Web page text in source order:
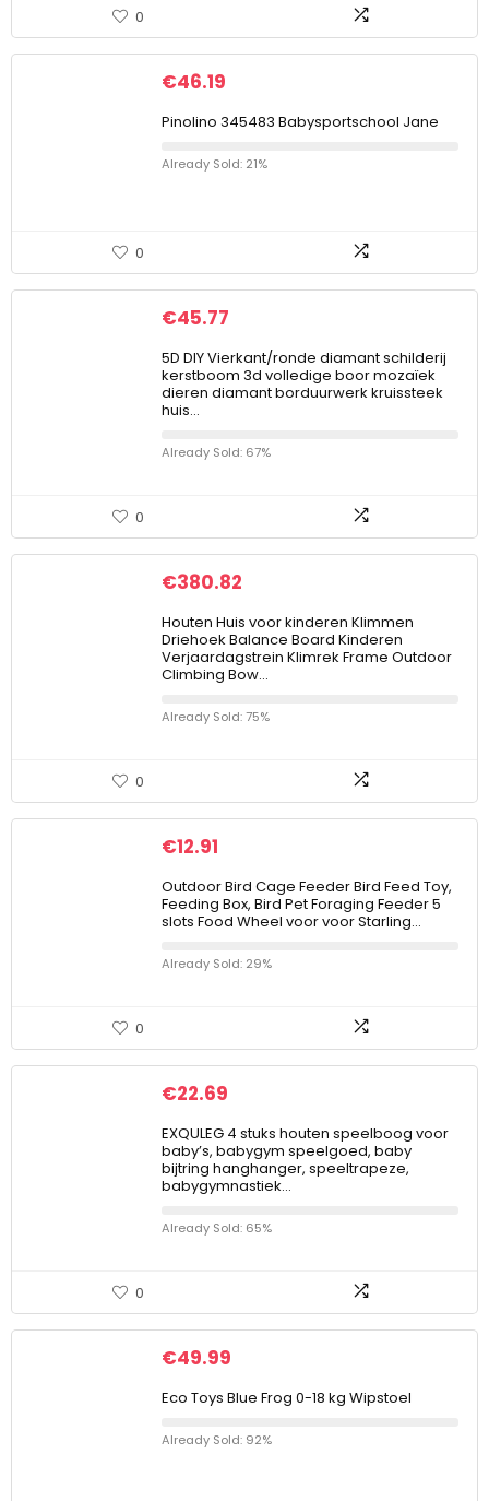
0
€46.19
Pinolino 345483 Babysportschool Jane
Already Sold: 21%
0
€45.77
5D DIY Vierkant/ronde diamant schilderij
kerstboom 3d volledige boor mozaïek
dieren diamant borduurwerk kruissteek
huis…
Already Sold: 67%
0
€380.82
Houten Huis voor kinderen Klimmen
Driehoek Balance Board Kinderen
Verjaardagstrein Klimrek Frame Outdoor
Climbing Bow…
Already Sold: 75%
0
€12.91
Outdoor Bird Cage Feeder Bird Feed Toy,
Feeding Box, Bird Pet Foraging Feeder 5
slots Food Wheel voor voor Starling…
Already Sold: 29%
0
€22.69
EXQULEG 4 stuks houten speelboog voor
baby’s, babygym speelgoed, baby
bijtring hanghanger, speeltrapeze,
babygymnastiek…
Already Sold: 65%
0
€49.99
Eco Toys Blue Frog 0-18 kg Wipstoel
Already Sold: 92%